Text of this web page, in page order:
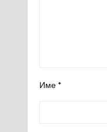
Име *